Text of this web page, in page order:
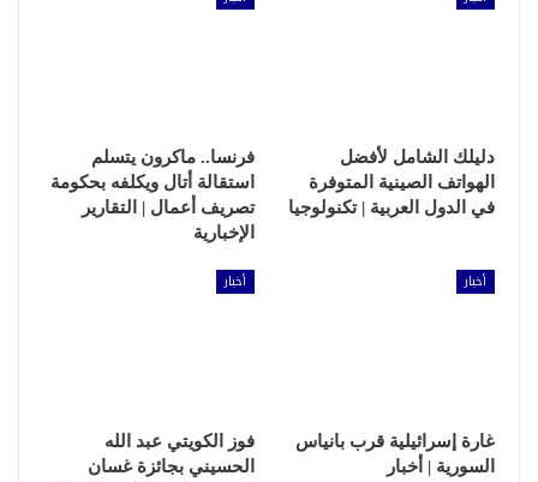
دليلك الشامل لأفضل
الهواتف الصينية المتوفرة
في الدول العربية | تكنولوجيا
فرنسا.. ماكرون يتسلم
استقالة أتال ويكلفه بحكومة
تصريف أعمال | التقارير
الإخبارية
أخبار
غارة إسرائيلية قرب بانياس
السورية | أخبار
أخبار
فوز الكويتي عبد الله
الحسيني بجائزة غسان